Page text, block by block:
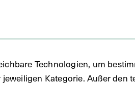
Technologien, um
Kategorie. Außer